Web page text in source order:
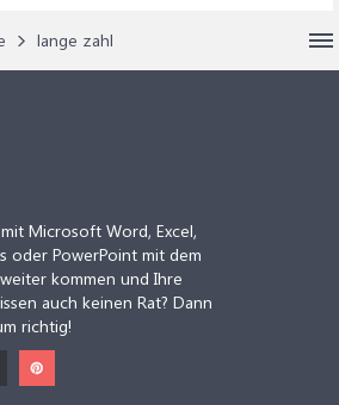
lange zahl
Microsoft Word, Excel,
oder PowerPoint mit dem
kommen und Ihre
auch keinen Rat? Dann
richtig!